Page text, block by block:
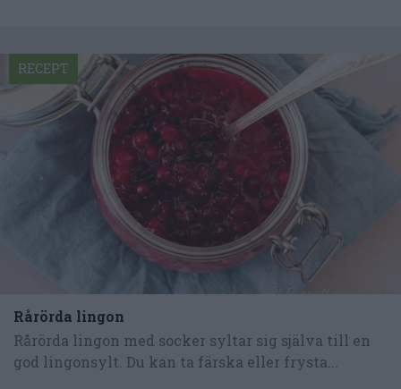
Rårörda lingon
Rårörda lingon med socker syltar sig själva till en
god lingonsylt. Du kan ta färska eller frysta...
RECEPT